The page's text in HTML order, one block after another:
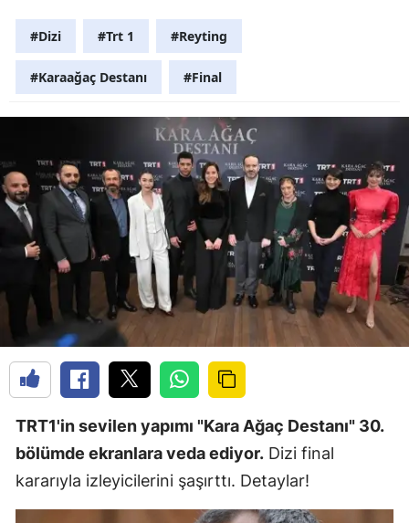
#Dizi #Trt 1 #Reyting
#Karaağaç Destanı #Final
TRT1'in sevilen yapımı "Kara Ağaç Destanı" 30.
bölümde ekranlara veda ediyor. Dizi final
kararıyla izleyicilerini şaşırttı. Detaylar!